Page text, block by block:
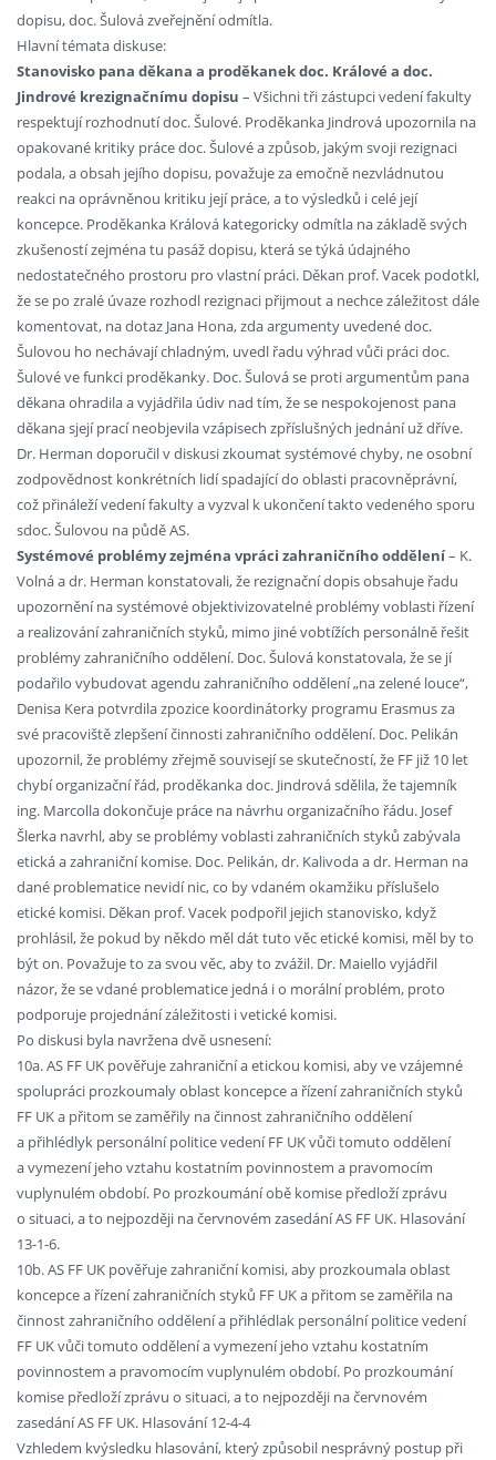
dopisu, doc. Šulová zveřejnění odmítla.
Hlavní témata diskuse:
Stanovisko pana děkana a proděkanek doc. Králové a doc.
Jindrové krezignačnímu dopisu – Všichni tři zástupci vedení fakulty
respektují rozhodnutí doc. Šulové. Proděkanka Jindrová upozornila na
opakované kritiky práce doc. Šulové a způsob, jakým svoji rezignaci
podala, a obsah jejího dopisu, považuje za emočně nezvládnutou
reakci na oprávněnou kritiku její práce, a to výsledků i celé její
koncepce. Proděkanka Králová kategoricky odmítla na základě svých
zkušeností zejména tu pasáž dopisu, která se týká údajného
nedostatečného prostoru pro vlastní práci. Děkan prof. Vacek podotkl,
že se po zralé úvaze rozhodl rezignaci přijmout a nechce záležitost dále
komentovat, na dotaz Jana Hona, zda argumenty uvedené doc.
Šulovou ho nechávají chladným, uvedl řadu výhrad vůči práci doc.
Šulové ve funkci proděkanky. Doc. Šulová se proti argumentům pana
děkana ohradila a vyjádřila údiv nad tím, že se nespokojenost pana
děkana sjejí prací neobjevila vzápisech zpříslušných jednání už dříve.
Dr. Herman doporučil v diskusi zkoumat systémové chyby, ne osobní
zodpovědnost konkrétních lidí spadající do oblasti pracovněprávní,
což přináleží vedení fakulty a vyzval k ukončení takto vedeného sporu
sdoc. Šulovou na půdě AS.
Systémové problémy zejména vpráci zahraničního oddělení– K.
Volná a dr. Herman konstatovali, že rezignační dopis obsahuje řadu
upozornění na systémové objektivizovatelné problémy voblasti řízení
a realizování zahraničních styků, mimo jiné vobtížích personálně řešit
problémy zahraničního oddělení. Doc. Šulová konstatovala, že se jí
podařilo vybudovat agendu zahraničního oddělení „na zelené louce“,
Denisa Kera potvrdila zpozice koordinátorky programu Erasmus za
své pracoviště zlepšení činnosti zahraničního oddělení. Doc. Pelikán
upozornil, že problémy zřejmě souvisejí se skutečností, že FF již 10 let
chybí organizační řád, proděkanka doc. Jindrová sdělila, že tajemník
ing. Marcolla dokončuje práce na návrhu organizačního řádu. Josef
Šlerka navrhl, aby se problémy voblasti zahraničních styků zabývala
etická a zahraniční komise. Doc. Pelikán, dr. Kalivoda a dr. Herman na
dané problematice nevidí nic, co by vdaném okamžiku příslušelo
etické komisi. Děkan prof. Vacek podpořil jejich stanovisko, když
prohlásil, že pokud by někdo měl dát tuto věc etické komisi, měl by to
být on. Považuje to za svou věc, aby to zvážil. Dr. Maiello vyjádřil
názor, že se vdané problematice jedná i o morální problém, proto
podporuje projednání záležitosti i vetické komisi.
Po diskusi byla navržena dvě usnesení:
10a. AS FF UK pověřuje zahraniční a etickou komisi, aby ve vzájemné
spolupráci prozkoumaly oblast koncepce a řízení zahraničních styků
FF UK a přitom se zaměřily na činnost zahraničního oddělení
a přihlédlyk personální politice vedení FF UK vůči tomuto oddělení
a vymezení jeho vztahu kostatním povinnostem a pravomocím
vuplynulém období. Po prozkoumání obě komise předloží zprávu
o situaci, a to nejpozději na červnovém zasedání AS FF UK. Hlasování
13-1-6.
10b. AS FF UK pověřuje zahraniční komisi, aby prozkoumala oblast
koncepce a řízení zahraničních styků FF UK a přitom se zaměřila na
činnost zahraničního oddělení a přihlédlak personální politice vedení
FF UK vůči tomuto oddělení a vymezení jeho vztahu kostatním
povinnostem a pravomocím vuplynulém období. Po prozkoumání
komise předloží zprávu o situaci, a to nejpozději na červnovém
zasedání AS FF UK. Hlasování 12-4-4
Vzhledem kvýsledku hlasování, který způsobil nesprávný postup při